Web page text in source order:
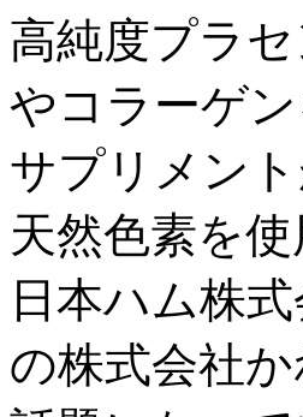
高純度プラ
やコラーゲ
サプリメン
天然色素を
日本ハム株
の株式会社